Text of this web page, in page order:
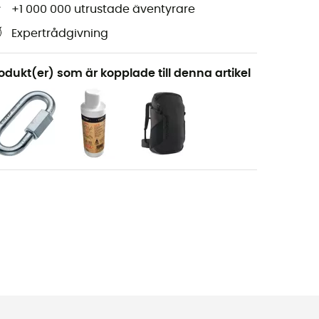
+1 000 000 utrustade äventyrare
Expertrådgivning
som är kopplade till denna artikel